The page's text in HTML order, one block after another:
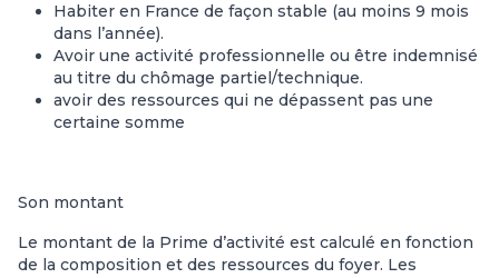
Habiter en France de façon stable (au moins 9 mois
dans l’année).
Avoir une activité professionnelle ou être indemnisé
au titre du chômage partiel/technique.
avoir des ressources qui ne dépassent pas une
certaine somme
Son montant
Le montant de la Prime d’activité est calculé en fonction
de la composition et des ressources du foyer. Les